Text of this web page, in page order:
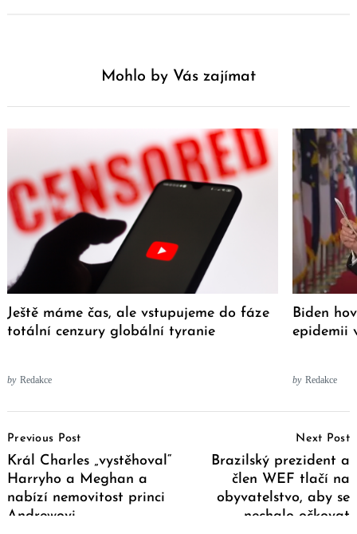
Mohlo by Vás zajímat
Ještě máme čas, ale vstupujeme do fáze
totální cenzury globální tyranie
by Redakce
Biden
epidemii
by Redakce
Navigation
Previous Post
Král Charles „vystěhoval“
Harryho a Meghan a
nabízí nemovitost princi
Andrewovi
Next Post
Brazilský prezident a
člen WEF tlačí na
obyvatelstvo, aby se
nechalo očkovat